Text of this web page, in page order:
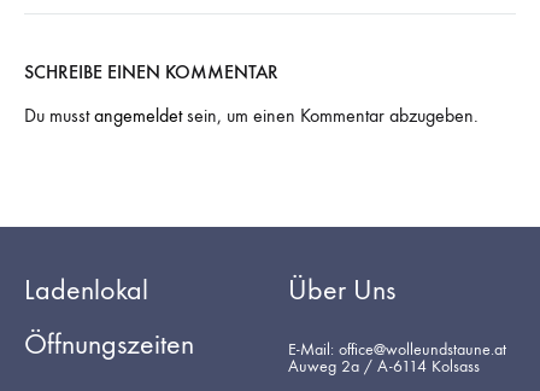
SCHREIBE EINEN KOMMENTAR
Du musstangemeldetsein, um einen Kommentar abzugeben.
Ladenlokal
Öffnungszeiten
Über Uns
E-Mail: office@wolleundstaune.at
Auweg 2a / A-6114 Kolsass